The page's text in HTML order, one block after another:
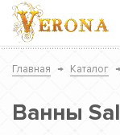
Главная → Каталог
Ванны